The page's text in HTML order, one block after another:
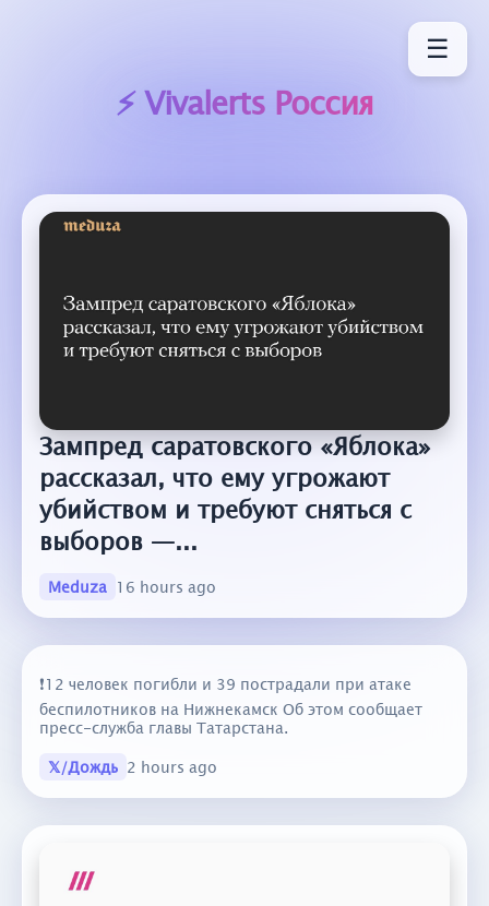
☰
⚡ Vivalerts Россия
Зампред саратовского «Яблока»
рассказал, что ему угрожают
убийством и требуют сняться с
выборов —...
Meduza 16 hours ago
❗️12 человек погибли и 39 пострадали при атаке
беспилотников на Нижнекамск Об этом сообщает
пресс-служба главы Татарстана.
𝕏/Дождь 2 hours ago